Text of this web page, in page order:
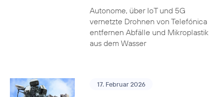
Autonome, über IoT und 5G
vernetzte Drohnen von Telefónica
entfernen Abfälle und Mikroplastik
aus dem Wasser
17. Februar 2026